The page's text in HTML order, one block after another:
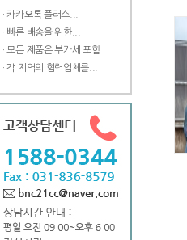
· 카카오톡 플러스...
· 빠른 배송을 위한...
· 모든 제품은 부가세 포함...
· 각 지역의 협력업체를...